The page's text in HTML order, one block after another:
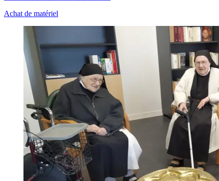
Achat de matériel